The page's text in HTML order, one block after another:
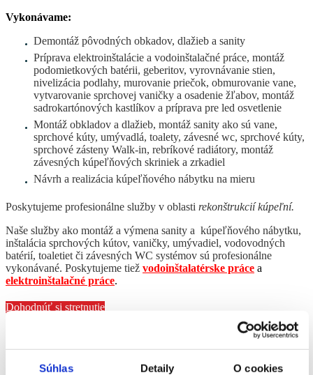
Súhlas Detaily O cookies
Vykonávame:
Demontáž pôvodných obkadov, dlažieb a sanity
Príprava elektroinštalácie a vodoinštalačné práce, montáž
podomietkových batérii, geberitov, vyrovnávanie stien,
nivelizácia podlahy, murovanie priečok, obmurovanie vane,
vytvarovanie sprchovej vaničky a osadenie žľabov, montáž
sadrokartónových kastlíkov a príprava pre led osvetlenie
Montáž obkladov a dlažieb, montáž sanity ako sú vane,
sprchové kúty, umývadlá, toalety, závesné wc, sprchové kúty,
sprchové zásteny Walk-in, rebríkové radiátory, montáž
závesných kúpeľňových skriniek a zrkadiel
Návrh a realizácia kúpeľňového nábytku na mieru
Poskytujeme profesionálne služby v oblasti rekonštrukcií kúpeľní.
Naše služby ako montáž a výmena sanity a kúpeľňového nábytku,
inštalácia sprchových kútov, vaničky, umývadiel, vodovodných
batérií, toaletiet či závesných WC systémov sú profesionálne
vykonávané. Poskytujeme tiež vodoinštalatérske práce a
elektroinštalačné práce.
Dohodnúť si stretnutie